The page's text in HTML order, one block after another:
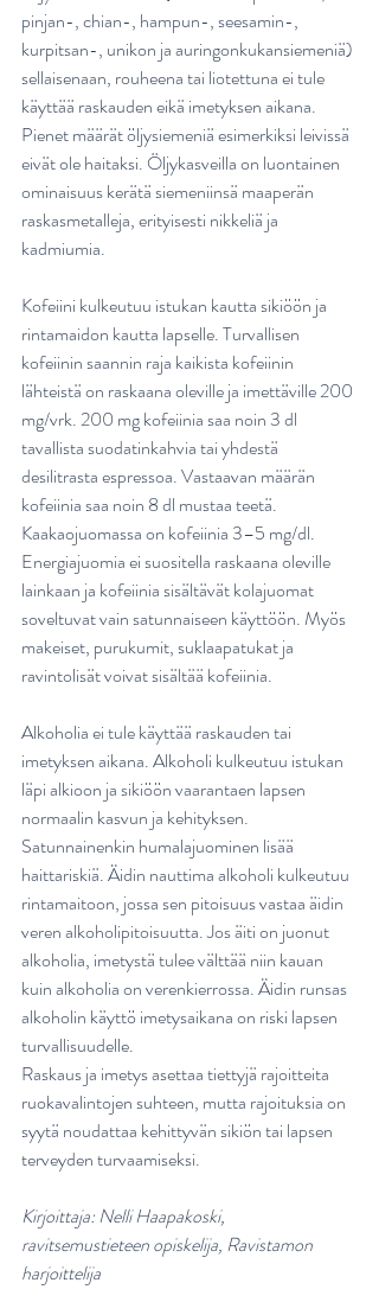
pinjan-, chian-, hampun-, seesamin-,
kurpitsan-, unikon ja auringonkukansiemeniä)
sellaisenaan, rouheena tai liotettuna ei tule
käyttää raskauden eikä imetyksen aikana.
Pienet määrät öljysiemeniä esimerkiksi leivissä
eivät ole haitaksi. Öljykasveilla on luontainen
ominaisuus kerätä siemeniinsä maaperän
raskasmetalleja, erityisesti nikkeliä ja
kadmiumia.
Kofeiini kulkeutuu istukan kautta sikiöön ja
rintamaidon kautta lapselle. Turvallisen
kofeiinin saannin raja kaikista kofeiinin
lähteistä on raskaana oleville ja imettäville 200
mg/vrk. 200 mg kofeiinia saa noin 3 dl
tavallista suodatinkahvia tai yhdestä
desilitrasta espressoa. Vastaavan määrän
kofeiinia saa noin 8 dl mustaa teetä.
Kaakaojuomassa on kofeiinia 3–5 mg/dl.
Energiajuomia ei suositella raskaana oleville
lainkaan ja kofeiinia sisältävät kolajuomat
soveltuvat vain satunnaiseen käyttöön. Myös
makeiset, purukumit, suklaapatukat ja
ravintolisät voivat sisältää kofeiinia.
Alkoholia ei tule käyttää raskauden tai
imetyksen aikana. Alkoholi kulkeutuu istukan
läpi alkioon ja sikiöön vaarantaen lapsen
normaalin kasvun ja kehityksen.
Satunnainenkin humalajuominen lisää
haittariskiä. Äidin nauttima alkoholi kulkeutuu
rintamaitoon, jossa sen pitoisuus vastaa äidin
veren alkoholipitoisuutta. Jos äiti on juonut
alkoholia, imetystä tulee välttää niin kauan
kuin alkoholia on verenkierrossa. Äidin runsas
alkoholin käyttö imetysaikana on riski lapsen
turvallisuudelle.
Raskaus ja imetys asettaa tiettyjä rajoitteita
ruokavalintojen suhteen, mutta rajoituksia on
syytä noudattaa kehittyvän sikiön tai lapsen
terveyden turvaamiseksi.
Kirjoittaja: Nelli Haapakoski,
ravitsemustieteen opiskelija, Ravistamon
harjoittelija